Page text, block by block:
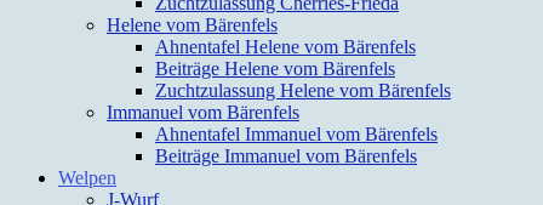
Helene vom Bärenfels
Ahnentafel Helene vom Bärenfels
Beiträge Helene vom Bärenfels
Zuchtzulassung Helene vom Bärenfels
Immanuel vom Bärenfels
Ahnentafel Immanuel vom Bärenfels
Beiträge Immanuel vom Bärenfels
Welpen
J-Wurf